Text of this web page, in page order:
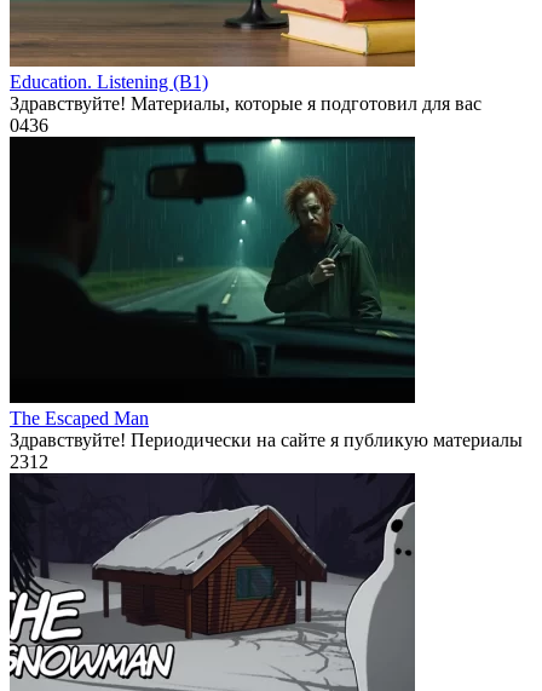
Education. Listening (B1)
Здравствуйте! Материалы, которые я подготовил для вас
0436
The Escaped Man
Здравствуйте! Периодически на сайте я публикую материалы
2312